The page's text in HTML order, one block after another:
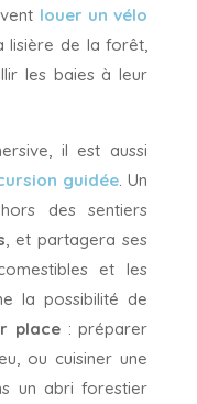
louer un vélo
lisière de la forêt,
les baies à leur
il est aussi
guidée. Un
des sentiers
, et partagera ses
et les
la possibilité de
place : préparer
ou cuisiner une
un abri forestier